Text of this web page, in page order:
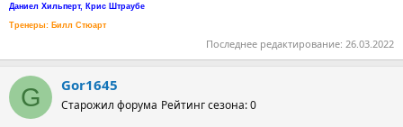
Даниел Хильперт, Крис Штраубе
Тренеры: Билл Стюарт
Последнее редактирование: 26.03.2022
G Gor1645
Старожил форума Рейтинг сезона: 0